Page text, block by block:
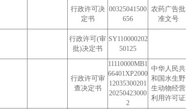
行政许可决
定书
00325041500
656
农药广告批
准文号
行政许可(审
批)决定书
SY110000202
50125
行政许可审
查决定书
11110000MB1
66401XP2000
12035300201
20250423000
2
中华人民共
和国水生野
生动物经营
利用许可证